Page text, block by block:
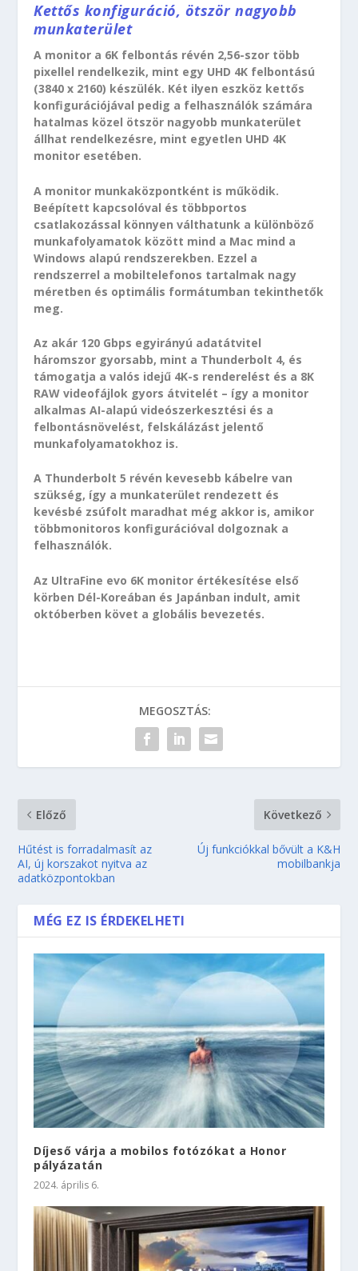
Kettős konfiguráció, ötször nagyobb
munkaterület
A monitor a 6K felbontás révén 2,56-szor több
pixellel rendelkezik, mint egy UHD 4K felbontású
(3840 x 2160) készülék. Két ilyen eszköz kettős
konfigurációjával pedig a felhasználók számára
hatalmas közel ötször nagyobb munkaterület
állhat rendelkezésre, mint egyetlen UHD 4K
monitor esetében.
A monitor munkaközpontként is működik.
Beépített kapcsolóval és többportos
csatlakozással könnyen válthatunk a különböző
munkafolyamatok között mind a Mac mind a
Windows alapú rendszerekben. Ezzel a
rendszerrel a mobiltelefonos tartalmak nagy
méretben és optimális formátumban tekinthetők
meg.
Az akár 120 Gbps egyirányú adatátvitel
háromszor gyorsabb, mint a Thunderbolt 4, és
támogatja a valós idejű 4K-s renderelést és a 8K
RAW videofájlok gyors átvitelét – így a monitor
alkalmas AI-alapú videószerkesztési és a
felbontásnövelést, felskálázást jelentő
munkafolyamatokhoz is.
A Thunderbolt 5 révén kevesebb kábelre van
szükség, így a munkaterület rendezett és
kevésbé zsúfolt maradhat még akkor is, amikor
többmonitoros konfigurációval dolgoznak a
felhasználók.
Az UltraFine evo 6K monitor értékesítése első
körben Dél-Koreában és Japánban indult, amit
októberben követ a globális bevezetés.
MEGOSZTÁS:
Előző
Hűtést is forradalmasít az
AI, új korszakot nyitva az
adatközpontokban
Következő
Új funkciókkal bővült a K&H
mobilbankja
MÉG EZ IS ÉRDEKELHETI
Díjeső várja a mobilos fotózókat a Honor
pályázatán
2024. április 6.